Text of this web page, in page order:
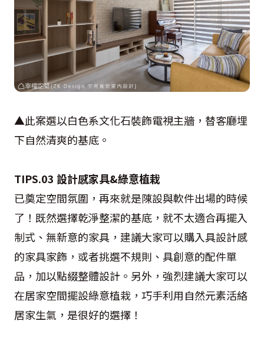
▲此案選以白色系文化石裝飾電視主牆，替客廳埋
下自然清爽的基底。
TIPS.03 設計感家具&綠意植栽
已奠定空間氛圍，再來就是陳設與軟件出場的時候
了！既然選擇乾淨整潔的基底，就不太適合再擺入
制式、無新意的家具，建議大家可以購入具設計感
的家具家飾，或者挑選不規則、具創意的配件單
品，加以點綴整體設計。另外，強烈建議大家可以
在居家空間擺設綠意植栽，巧手利用自然元素活絡
居家生氣，是很好的選擇！